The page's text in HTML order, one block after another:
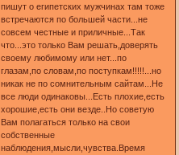
пишут о египетских мужчинах там тоже
встречаются по большей части...не
совсем честные и приличные...Так
что...это только Вам решать,доверять
своему любимому или нет...по
глазам,по словам,по поступкам!!!!!...но
никак не по сомнительным сайтам...Не
все люди одинаковы...Есть плохие,есть
хорошие,есть они везде..Но советую
Вам полагаться только на свои
собственные
наблюдения,мысли,чувства.Время